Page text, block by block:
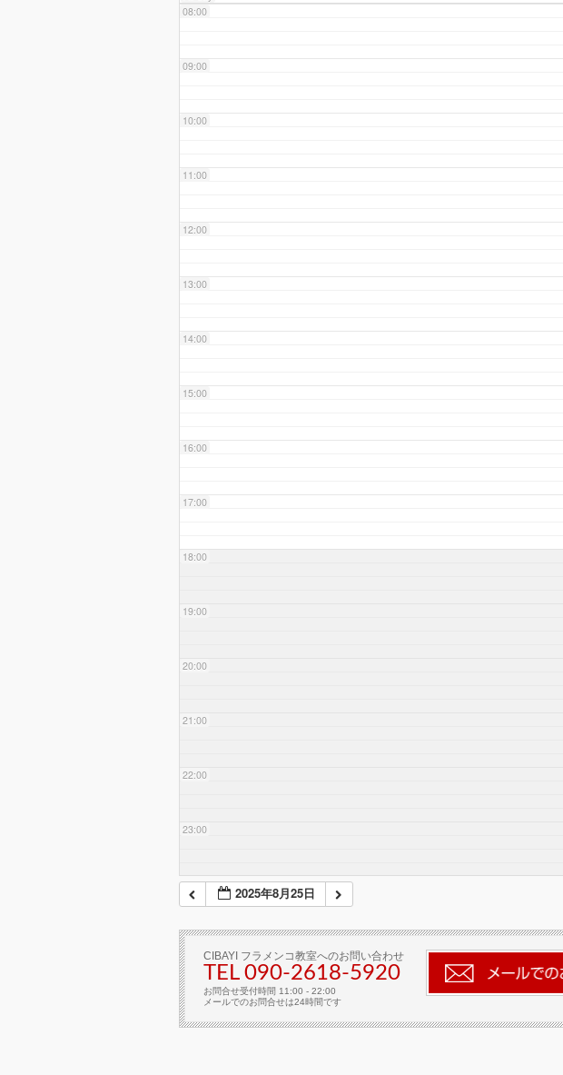
08:00
09:00
10:00
11:00
12:00
13:00
14:00
15:00
16:00
17:00
18:00
19:00
20:00
21:00
22:00
23:00
2025年8月25日
CIBAYI フラメンコ教室へのお問い合わせ
TEL 090-2618‐5920
お問合せ受付時間 11:00 - 22:00
メールでのお問合せは24時間です